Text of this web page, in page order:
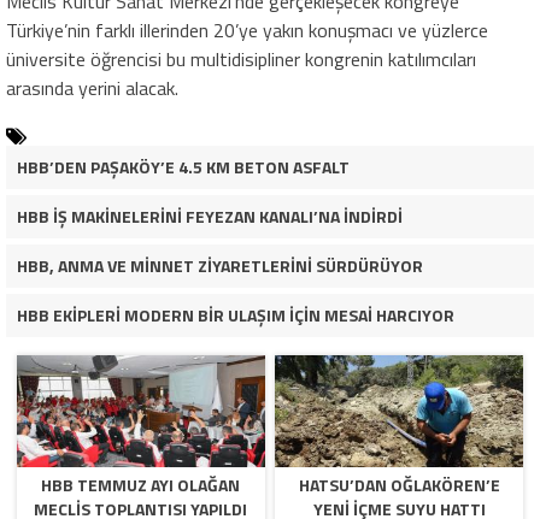
Türkiye’nin farklı illerinden 20’ye yakın konuşmacı ve yüzlerce
üniversite öğrencisi bu multidisipliner kongrenin katılımcıları
arasında yerini alacak.
HBB’DEN PAŞAKÖY’E 4.5 KM BETON ASFALT
HBB İŞ MAKİNELERİNİ FEYEZAN KANALI’NA İNDİRDİ
HBB, ANMA VE MİNNET ZİYARETLERİNİ SÜRDÜRÜYOR
HBB EKİPLERİ MODERN BİR ULAŞIM İÇİN MESAİ HARCIYOR
HBB TEMMUZ AYI OLAĞAN
MECLİS TOPLANTISI YAPILDI
HATSU’DAN OĞLAKÖREN’E
YENİ İÇME SUYU HATTI